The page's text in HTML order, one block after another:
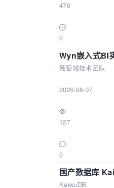
470
0
Wyn嵌入式BI
葡萄城技术团队
2026-08-07
127
0
国产数据库
KaiwuDB